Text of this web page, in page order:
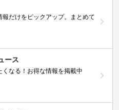
報だけをピックアップ。まとめて
ース
くなる！お得な情報を掲載中